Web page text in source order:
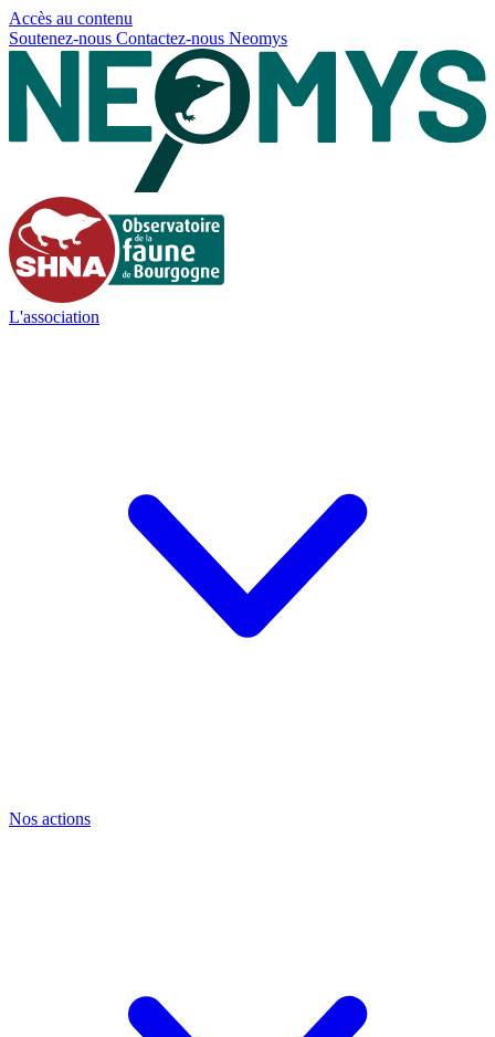
Accès au contenu
Soutenez-nous Contactez-nous Neomys
L'association
Nos actions
Panneau de gestion des cookies